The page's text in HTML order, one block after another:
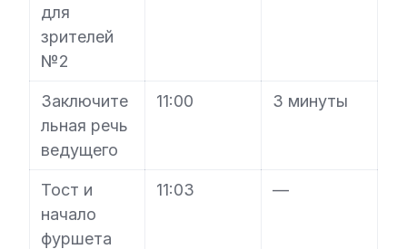
для
зрителей
№2
Заключите
льная речь
ведущего
11:00 3 минуты
Тост и
начало
фуршета
11:03 —